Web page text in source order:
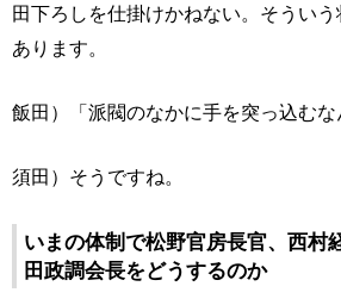
田下ろしを仕掛けかねない。そうい
あります。
飯田）「派閥のなかに手を突っ込むな
須田）そうですね。
いまの体制で松野官房長官、西村
田政調会長をどうするのか